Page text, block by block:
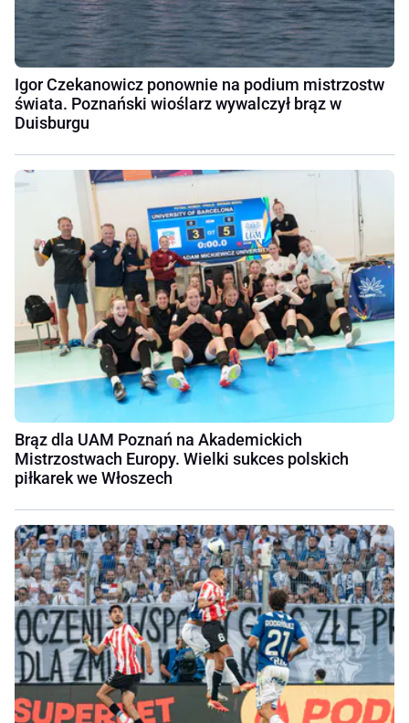
Igor Czekanowicz ponownie na podium mistrzostw
świata. Poznański wioślarz wywalczył brąz w
Duisburgu
Brąz dla UAM Poznań na Akademickich
Mistrzostwach Europy. Wielki sukces polskich
piłkarek we Włoszech